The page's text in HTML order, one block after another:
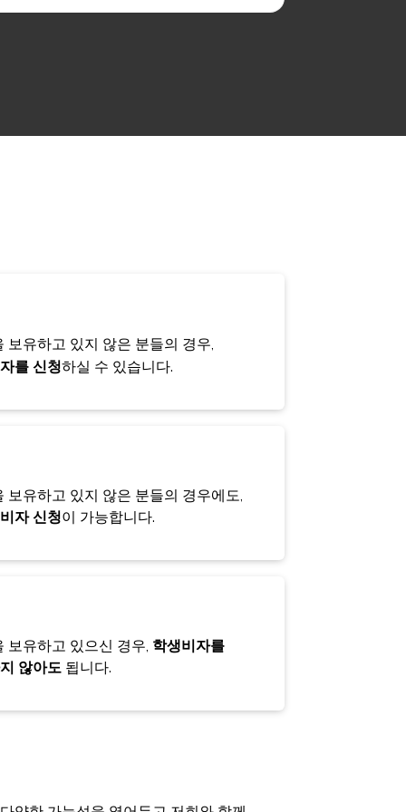
보유하고 있지 않은 분들의 경우,
를 신청하실 수 있습니다.
보유하고 있지 않은 분들의 경우에도,
자 신청이 가능합니다.
보유하고 있으신 경우, 학생비자를
않아도 됩니다.